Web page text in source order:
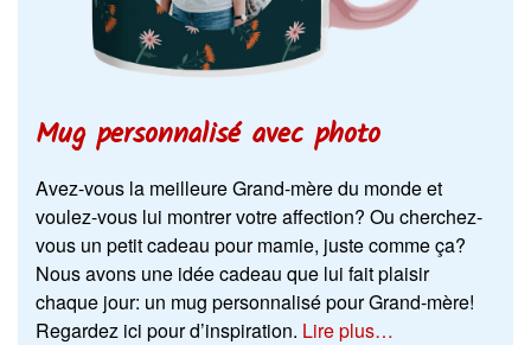
Mug personnalisé avec photo
Avez-vous la meilleure Grand-mère du monde et
voulez-vous lui montrer votre affection? Ou cherchez-
vous un petit cadeau pour mamie, juste comme ça?
Nous avons une idée cadeau que lui fait plaisir
chaque jour: un mug personnalisé pour Grand-mère!
Regardez ici pour d’inspiration. Lire plus…